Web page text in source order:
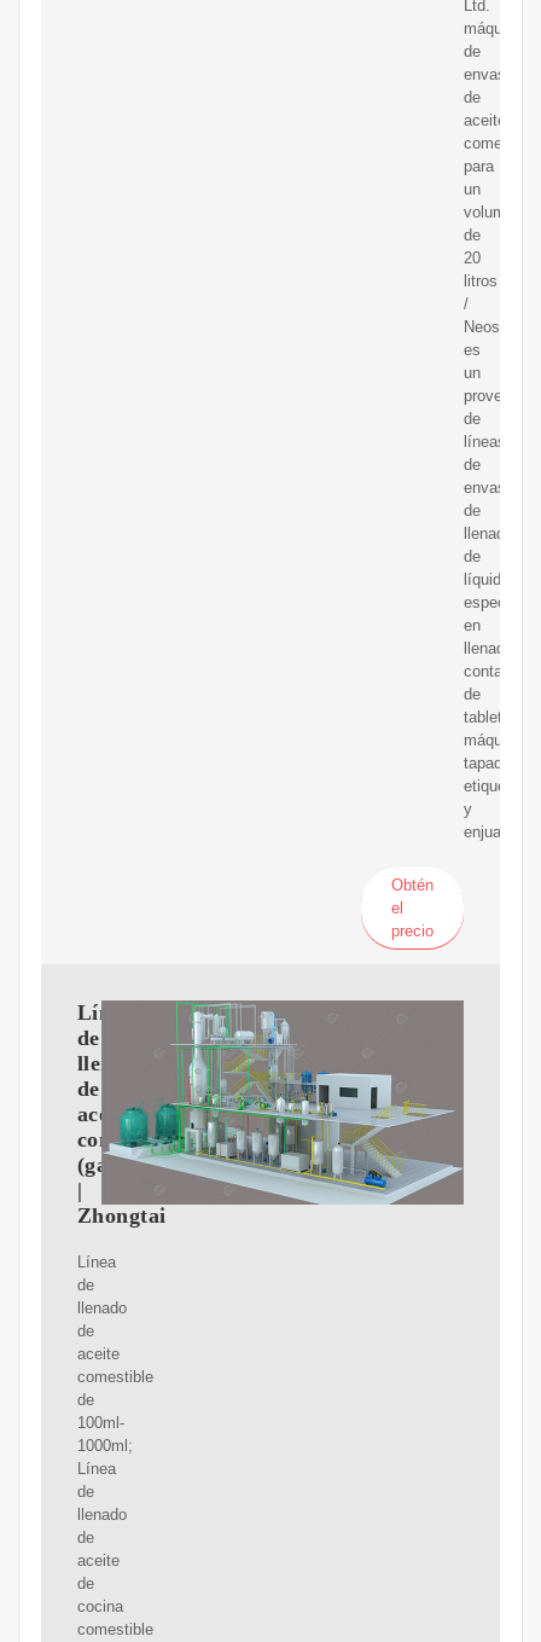
Ltd.
máquina
de
envasado
de
aceite
comestible
para
un
volumen
de
20
litros
/
es
un
proveedor
de
líneas
de
envasado
de
llenado
de
líquidos,
en
llenadoras,
contadores
de
tabletas,
máquinas
tapadoras,
y
Obtén
el
precio
Línea
de
llenado
de
aceite
comestible
(galones)
|
Zhongtai
Línea
de
llenado
de
aceite
comestible
de
100ml-
1000ml;
Línea
de
llenado
de
aceite
de
cocina
comestible